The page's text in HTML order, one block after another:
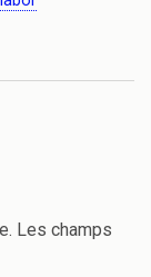
Les champs